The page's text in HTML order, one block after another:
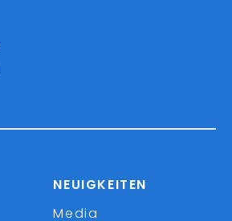
NEUIGKEITEN
Media